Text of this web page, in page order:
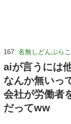
167: 名無しどんぶらこ
aiが言うには
なんか無いっ
会社が労働者
だってww